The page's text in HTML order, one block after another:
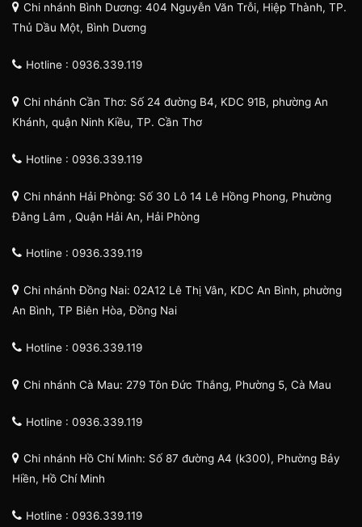
Chi nhánh Bình Dương: 404 Nguyễn Văn Trỗi, Hiệp Thành, TP.
Thủ Dầu Một, Bình Dương
Hotline : 0936.339.119
Chi nhánh Cần Thơ: Số 24 đường B4, KDC 91B, phường An
Khánh, quận Ninh Kiều, TP. Cần Thơ
Hotline : 0936.339.119
Chi nhánh Hải Phòng: Số 30 Lô 14 Lê Hồng Phong, Phường
Đằng Lâm , Quận Hải An, Hải Phòng
Hotline : 0936.339.119
Chi nhánh Đồng Nai: 02A12 Lê Thị Vân, KDC An Bình, phường
An Bình, TP Biên Hòa, Đồng Nai
Hotline : 0936.339.119
Chi nhánh Cà Mau: 279 Tôn Đức Thắng, Phường 5, Cà Mau
Hotline : 0936.339.119
Chi nhánh Hồ Chí Minh: Số 87 đường A4 (k300), Phường Bảy
Hiền, Hồ Chí Minh
Hotline : 0936.339.119